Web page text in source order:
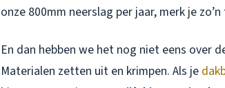
onze 800mm neerslag per jaar, merk je
En dan hebben we het nog niet eens over
Materialen zetten uit en krimpen. Als je